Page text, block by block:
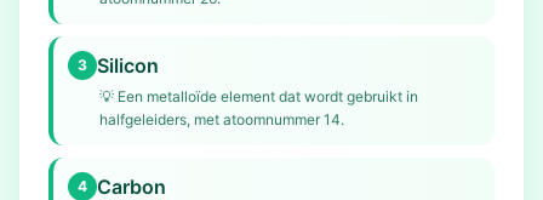
3 Silicon
💡 Een metalloïde element dat wordt gebruikt in
halfgeleiders, met atoomnummer 14.
4 Carbon